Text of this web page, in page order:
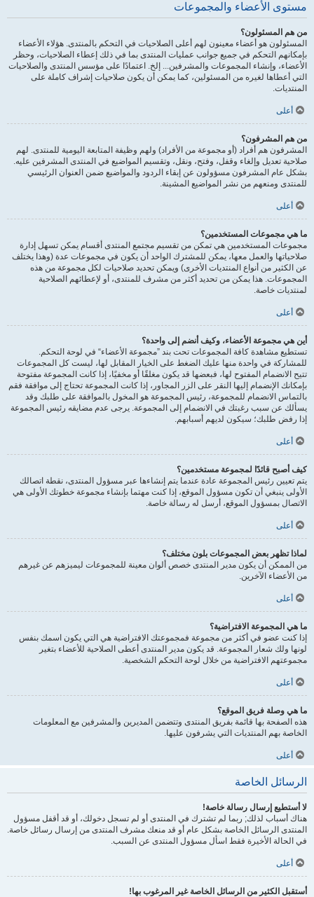
مستوى الأعضاء والمجموعات
من هم المسئولون؟
المسئولون هو أعضاء معينون لهم أعلى الصلاحيات في التحكم بالمنتدى. هؤلاء الأعضاء
بإمكانهم التحكم في جميع جوانب عمليات المنتدى بما في ذلك إعطاء الصلاحيات، وحظر
الأعضاء، وإنشاء المجموعات والمشرفين... إلخ. اعتمادًا على مؤسس المنتدى والصلاحيات
التي أعطاها لغيره من المسئولين، كما يمكن أن يكون صلاحيات إشراف كاملة على
المنتديات.
أعلى
من هم المشرفون؟
المشرفون هم أفراد (أو مجموعة من الأفراد) ولهم وظيفة المتابعة اليومية للمنتدى. لهم
صلاحية تعديل وإلغاء وقفل، وفتح، ونقل، وتقسيم المواضيع في المنتدى المشرفين عليه.
بشكل عام المشرفون مسؤولون عن إبقاء الردود والمواضيع ضمن العنوان الرئيسي
للمنتدى ومنعهم من نشر المواضيع المشينة.
أعلى
ما هي مجموعات المستخدمين؟
مجموعات المستخدمين هي تمكن من تقسيم مجتمع المنتدى أقسام يمكن تسهل إدارة
صلاحياتها والعمل معها، يمكن للمشترك الواحد أن يكون في مجموعات عدة (وهذا يختلف
عن الكثير من أنواع المنتديات الأخرى) ويمكن تحديد صلاحيات لكل مجموعة من هذه
المجموعات. هذا يمكن من تحديد أكثر من مشرف للمنتدى، أو لإعطائهم الصلاحية
لمنتديات خاصة.
أعلى
أين هي مجموعة الأعضاء، وكيف أنضم إلى واحدة؟
تستطيع مشاهدة كافة المجموعات تحت بند ”مجموعة الأعضاء“ في لوحة التحكم.
للمشاركة في واحدة منها عليك الضغط على الخيار المقابل لها، ليست كل المجموعات
تتيح الانضمام المفتوح لها، فبعضها قد يكون مغلقًا أو مخفيًا، إذا كانت المجموعة مفتوحة
بإمكانك الإنضمام إليها النقر على الزر المجاور، إذا كانت المجموعة تحتاج إلى موافقة فقم
بالتماس الانضمام للمجموعة، رئيس المجموعة هو المخول بالموافقة على طلبك وقد
يسألك عن سبب رغبتك في الانضمام إلى المجموعة. يرجى عدم مضايقه رئيس المجموعة
إذا رفض طلبك؛ سيكون لديهم أسبابهم.
أعلى
كيف أصبح قائدًا لمجموعة مستخدمين؟
يتم تعيين رئيس المجموعة عادة عندما يتم إنشاءها عبر مسؤول المنتدى، نقطة اتصالك
الأولى ينبغي أن تكون مسؤول الموقع، إذا كنت مهتما بإنشاء مجموعة خطوتك الأولى هي
الاتصال بمسؤول الموقع، أرسل له رسالة خاصة.
أعلى
لماذا تظهر بعض المجموعات بلون مختلف؟
من الممكن أن يكون مدير المنتدى خصص ألوان معينة للمجموعات ليميزهم عن غيرهم
من الأعضاء الآخرين.
أعلى
ما هي المجموعة الافتراضية؟
إذا كنت عضو في أكثر من مجموعة فمجموعتك الافتراضية هي التي يكون اسمك بنفس
لونها ولك شعار المجموعة. قد يكون مدير المنتدى أعطى الصلاحية للأعضاء بتغير
مجموعتهم الافتراضية من خلال لوحة التحكم الشخصية.
أعلى
ما هي وصلة فريق الموقع؟
هذه الصفحة بها قائمة بفريق المنتدى وتتضمن المديرين والمشرفين مع المعلومات
الخاصة بهم المنتديات التي يشرفون عليها.
أعلى
الرسائل الخاصة
لا أستطيع إرسال رسالة خاصة!
هناك أسباب لذلك; ربما لم تشترك في المنتدى أو لم تسجل دخولك، أو قد أقفل مسؤول
المنتدى الرسائل الخاصة بشكل عام أو قد منعك مشرف المنتدى من إرسال رسائل خاصة.
في الحالة الأخيرة فقط اسأل مسؤول المنتدى عن السبب.
أعلى
أستقبل الكثير من الرسائل الخاصة غير المرغوب بها!